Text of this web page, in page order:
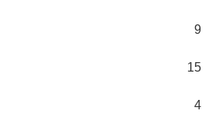
9
15
4